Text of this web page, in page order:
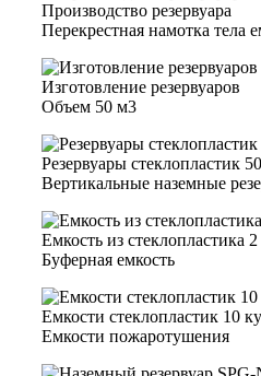
Производство резервуара
Перекрестная намотка тела
Изготовление резервуаров
Объем 50 м3
Резервуары стеклопластик
Вертикальные наземные
Емкость из стеклопластика
Буферная емкость
Емкости стеклопластик 10
Емкости пожаротушения